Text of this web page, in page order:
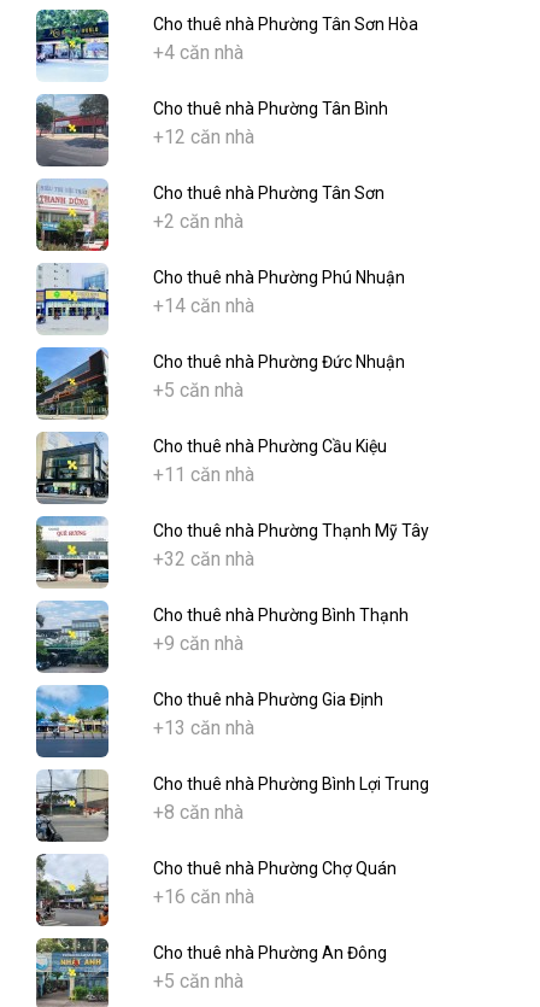
Cho thuê nhà Phường Tân Sơn Hòa
+4 căn nhà
Cho thuê nhà Phường Tân Bình
+12 căn nhà
Cho thuê nhà Phường Tân Sơn
+2 căn nhà
Cho thuê nhà Phường Phú Nhuận
+14 căn nhà
Cho thuê nhà Phường Đức Nhuận
+5 căn nhà
Cho thuê nhà Phường Cầu Kiệu
+11 căn nhà
Cho thuê nhà Phường Thạnh Mỹ Tây
+32 căn nhà
Cho thuê nhà Phường Bình Thạnh
+9 căn nhà
Cho thuê nhà Phường Gia Định
+13 căn nhà
Cho thuê nhà Phường Bình Lợi Trung
+8 căn nhà
Cho thuê nhà Phường Chợ Quán
+16 căn nhà
Cho thuê nhà Phường An Đông
+5 căn nhà